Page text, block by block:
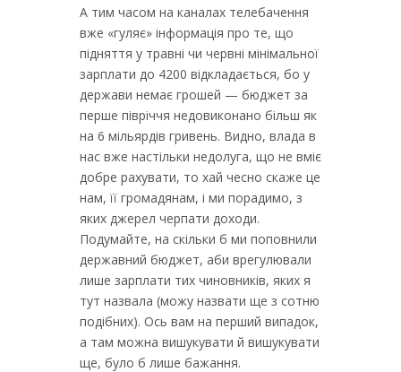
А тим часом на каналах телебачення
вже «гуляє» інформація про те, що
підняття у травні чи червні мінімальної
зарплати до 4200 відкладається, бо у
держави немає грошей — бюджет за
перше півріччя недовиконано більш як
на 6 мільярдів гривень. Видно, влада в
нас вже настільки недолуга, що не вміє
добре рахувати, то хай чесно скаже це
нам, її громадянам, і ми порадимо, з
яких джерел черпати доходи.
Подумайте, на скільки б ми поповнили
державний бюджет, аби врегулювали
лише зарплати тих чиновників, яких я
тут назвала (можу назвати ще з сотню
подібних). Ось вам на перший випадок,
а там можна вишукувати й вишукувати
ще, було б лише бажання.